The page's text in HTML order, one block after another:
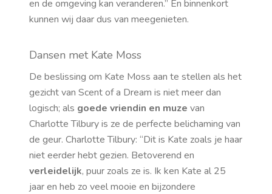
en de omgeving kan veranderen.” En binnenkort
kunnen wij daar dus van meegenieten.
Dansen met Kate Moss
De beslissing om Kate Moss aan te stellen als het
gezicht van Scent of a Dream is niet meer dan
logisch; als goede vriendin en muze van
Charlotte Tilbury is ze de perfecte belichaming van
de geur. Charlotte Tilbury: “Dit is Kate zoals je haar
niet eerder hebt gezien. Betoverend en
verleidelijk, puur zoals ze is. Ik ken Kate al 25
jaar en heb zo veel mooie en bijzondere